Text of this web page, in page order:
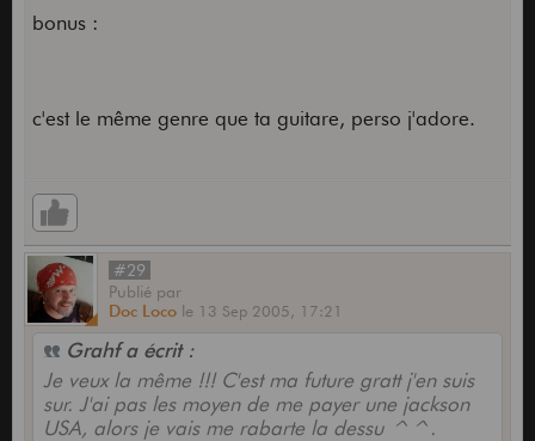
bonus :
c'est le même genre que ta guitare, perso j'adore.
#29
Publié par
Doc Loco le 13 Sep 2005, 17:21
Grahf a écrit :
Je veux la même !!! C'est ma future gratt j'en suis
sur. J'ai pas les moyen de me payer une jackson
USA, alors je vais me rabarte la dessu ^^.